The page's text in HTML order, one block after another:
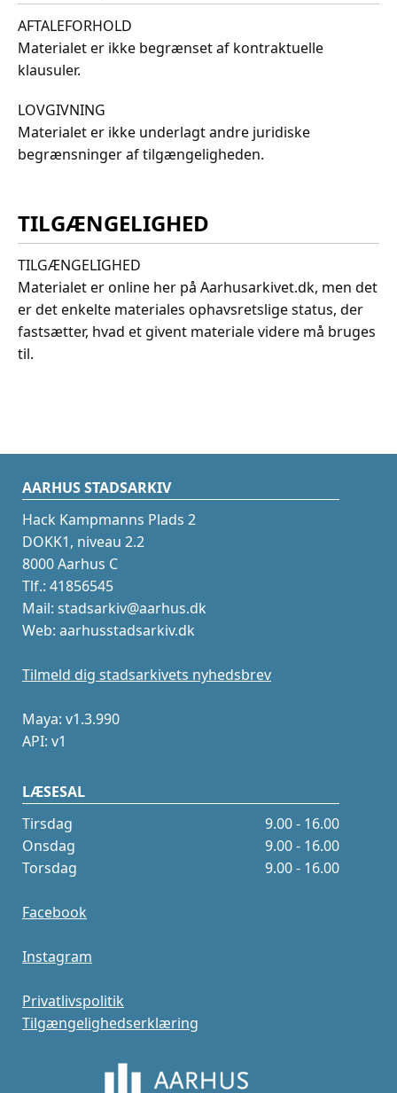
AFTALEFORHOLD
Materialet er ikke begrænset af kontraktuelle
klausuler.
LOVGIVNING
Materialet er ikke underlagt andre juridiske
begrænsninger af tilgængeligheden.
TILGÆNGELIGHED
TILGÆNGELIGHED
Materialet er online her på Aarhusarkivet.dk, men det
er det enkelte materiales ophavsretslige status, der
fastsætter, hvad et givent materiale videre må bruges
til.
AARHUS STADSARKIV
Hack Kampmanns Plads 2
DOKK1, niveau 2.2
8000 Aarhus C
Tlf.: 41856545
Mail: stadsarkiv@aarhus.dk
Web: aarhusstadsarkiv.dk
Tilmeld dig stadsarkivets nyhedsbrev
Maya: v1.3.990
API: v1
LÆSESAL
Tirsdag
9.00 - 16.00
Onsdag
9.00 - 16.00
Torsdag
9.00 - 16.00
Facebook
Instagram
Privatlivspolitik
Tilgængelighedserklæring